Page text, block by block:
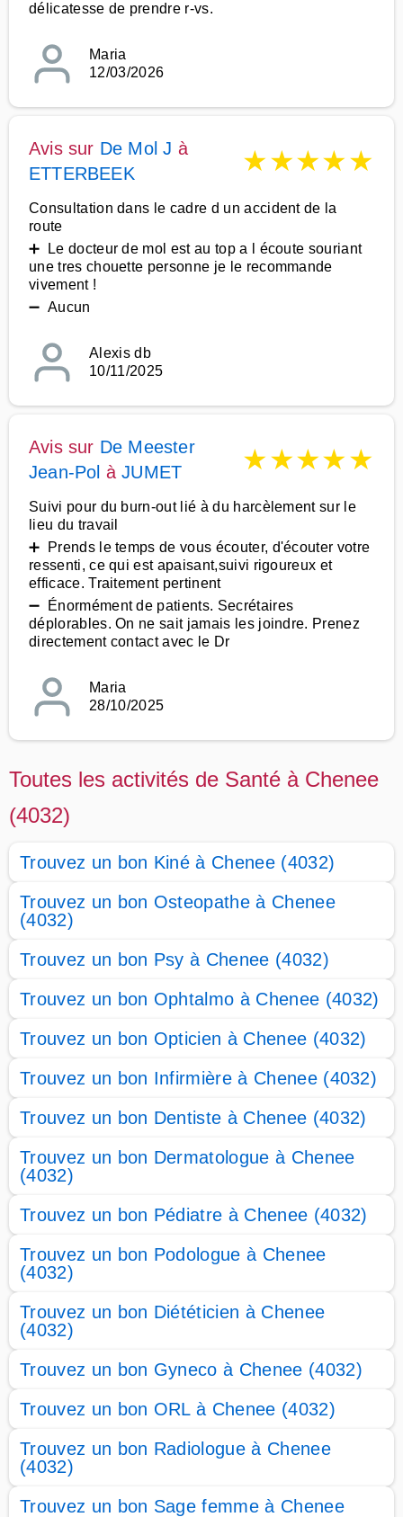
délicatesse de prendre r-vs.
Maria
12/03/2026
Avis sur De Mol J à
ETTERBEEK
★★★★★
Consultation dans le cadre d un accident de la
route
➕ Le docteur de mol est au top a l écoute souriant
une tres chouette personne je le recommande
vivement !
➖ Aucun
Alexis db
10/11/2025
Avis sur De Meester
Jean-Pol àJUMET ★★★★★
Suivi pour du burn-out lié à du harcèlement sur le
lieu du travail
➕ Prends le temps de vous écouter, d'écouter votre
ressenti, ce qui est apaisant,suivi rigoureux et
efficace. Traitement pertinent
➖ Énormément de patients. Secrétaires
déplorables. On ne sait jamais les joindre. Prenez
directement contact avec le Dr
Maria
28/10/2025
Toutes les activités de Santé à Chenee
(4032)
Trouvez un bon Kiné à Chenee (4032)
Trouvez un bon Osteopathe à Chenee
(4032)
Trouvez un bon Psy à Chenee (4032)
Trouvez un bon Ophtalmo à Chenee (4032)
Trouvez un bon Opticien à Chenee (4032)
Trouvez un bon Infirmière à Chenee (4032)
Trouvez un bon Dentiste à Chenee (4032)
Trouvez un bon Dermatologue à Chenee
(4032)
Trouvez un bon Pédiatre à Chenee (4032)
Trouvez un bon Podologue à Chenee
(4032)
Trouvez un bon Diététicien à Chenee
(4032)
Trouvez un bon Gyneco à Chenee (4032)
Trouvez un bon ORL à Chenee (4032)
Trouvez un bon Radiologue à Chenee
(4032)
Trouvez un bon Sage femme à Chenee